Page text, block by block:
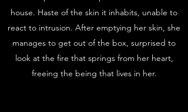
house. Haste of the skin it inhabits, unable to
react to intrusion. After emptying her skin, she
manages to get out of the box, surprised to
look at the fire that springs from her heart,
freeing the being that lives in her.